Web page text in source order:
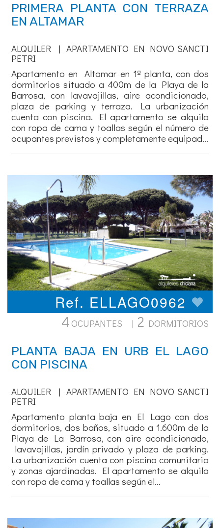
PRIMERA PLANTA CON TERRAZA
EN ALTAMAR
ALQUILER | APARTAMENTO EN NOVO SANCTI
PETRI
Apartamento en Altamar en 1ª planta, con dos
dormitorios situado a 400m de la Playa de la
Barrosa, con lavavajillas, aire acondicionado,
plaza de parking y terraza. La urbanización
cuenta con piscina. El apartamento se alquila
con ropa de cama y toallas según el número de
ocupantes previstos y completamente equipad...
Ref. ELLAGO0962
4 OCUPANTES | 2 DORMITORIOS
PLANTA BAJA EN URB EL LAGO
CON PISCINA
ALQUILER | APARTAMENTO EN NOVO SANCTI
PETRI
Apartamento planta baja en El Lago con dos
dormitorios, dos baños, situado a 1.600m de la
Playa de La Barrosa, con aire acondicionado,
lavavajillas, jardín privado y plaza de parking.
La urbanización cuenta con piscina comunitaria
y zonas ajardinadas. El apartamento se alquila
con ropa de cama y toallas según el...